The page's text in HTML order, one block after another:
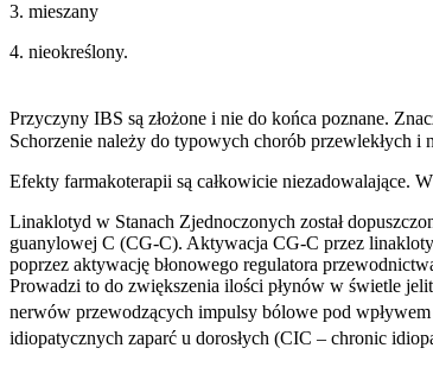
3. mieszany
4. nieokreślony.
Przyczyny IBS są złożone i nie do końca poznane.
Schorzenie należy do typowych chorób przewlekłych
Efekty farmakoterapii są całkowicie niezadowalające.
Linaklotyd w Stanach Zjednoczonych został
guanylowej C (CG-C). Aktywacja CG-C przez
poprzez aktywację błonowego regulatora
Prowadzi to do zwiększenia ilości płynów w świetle
nerwów przewodzących impulsy bólowe pod
idiopatycznych zaparć u dorosłych (CIC – chronic